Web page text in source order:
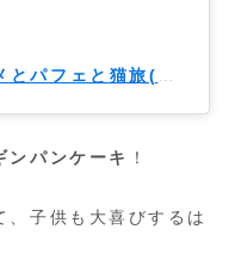
ンパンケーキ ！
、子供も大喜びするは